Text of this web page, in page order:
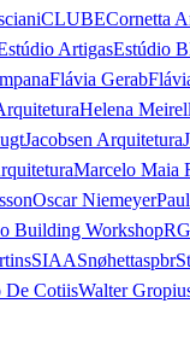
CLUBECornetta
ArtigasEstúdio
Flávia Gerab
Helena
Jacobsen Arquitetura
Marcelo Maia
Oscar Niemeyer
Building Workshop
SIAASnøhettaspbr
De CotiisWalter